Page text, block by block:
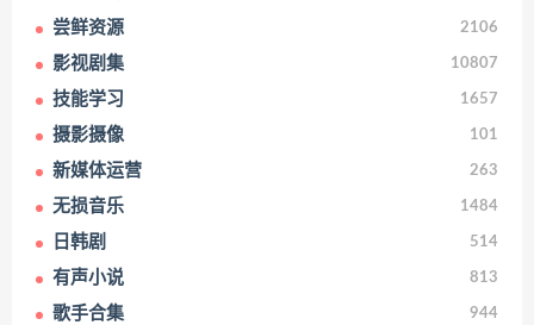
尝鲜资源 2106
影视剧集 10807
技能学习 1657
摄影摄像 101
新媒体运营 263
无损音乐 1484
日韩剧 514
有声小说 813
歌手合集 944